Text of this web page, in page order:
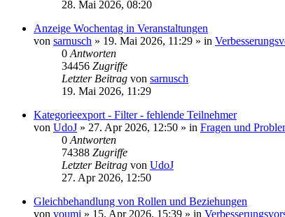
28. Mai 2026, 08:20
Anzeige Wochentag in Veranstaltungen
von sarnusch » 19. Mai 2026, 11:29 » in
0 Antworten
34456 Zugriffe
Letzter Beitrag von sarnusch
19. Mai 2026, 11:29
Kategorieexport - Filter - fehlende Teilnehmer
von UdoJ » 27. Apr 2026, 12:50 » in Fragen und
0 Antworten
74388 Zugriffe
Letzter Beitrag von UdoJ
27. Apr 2026, 12:50
Gleichbehandlung von Rollen und Beziehungen
von voumi » 15. Apr 2026, 15:39 » in